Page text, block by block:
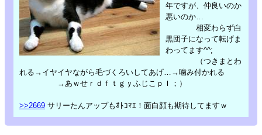
年ですが、仲良いのか
悪いのか…
相変わらず白
黒団子になって転げま
わってます^^;
（つきまとわ
れる→イヤイヤながら毛づくろいしてあげ…→噛み付かれる
→あｗせｒｄｆｔｇｙふじこｐｌ；）
>>2669 サリーたんアップもｵﾄｺﾏｴ！面白顔も期待してますｗ